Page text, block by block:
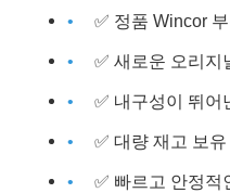
✅ 정품 Wincor
✅ 새로운 오리지
✅ 내구성이 뛰어
✅ 대량 재고 보
✅ 빠르고 안정적